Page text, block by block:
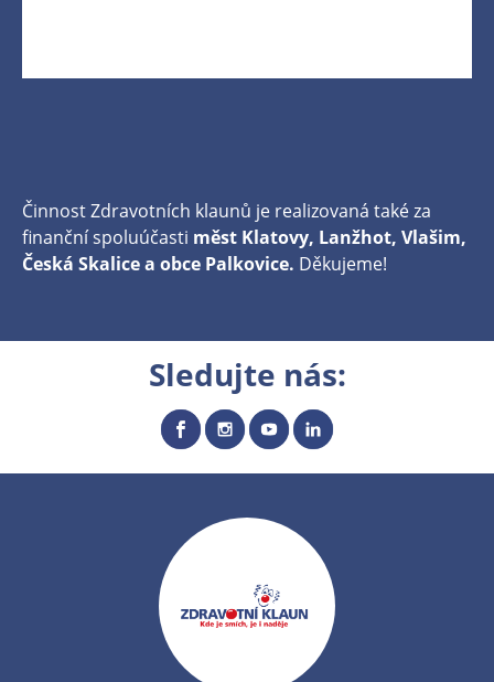
Činnost Zdravotních klaunů je realizovaná také za
finanční spoluúčasti měst Klatovy, Lanžhot, Vlašim,
Česká Skalice a obce Palkovice. Děkujeme!
Sledujte nás: